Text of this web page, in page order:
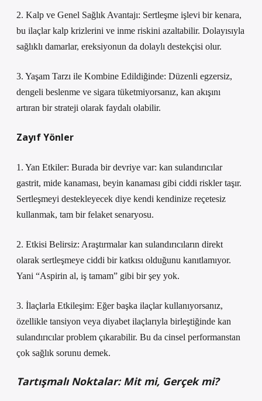
2. Kalp ve Genel Sağlık Avantajı: Sertleşme işlevi bir kenara,
bu ilaçlar kalp krizlerini ve inme riskini azaltabilir. Dolayısıyla
sağlıklı damarlar, ereksiyonun da dolaylı destekçisi olur.
3. Yaşam Tarzı ile Kombine Edildiğinde: Düzenli egzersiz,
dengeli beslenme ve sigara tüketmiyorsanız, kan akışını
artıran bir strateji olarak faydalı olabilir.
Zayıf Yönler
1. Yan Etkiler: Burada bir devriye var: kan sulandırıcılar
gastrit, mide kanaması, beyin kanaması gibi ciddi riskler taşır.
Sertleşmeyi destekleyecek diye kendi kendinize reçetesiz
kullanmak, tam bir felaket senaryosu.
2. Etkisi Belirsiz: Araştırmalar kan sulandırıcıların direkt
olarak sertleşmeye ciddi bir katkısı olduğunu kanıtlamıyor.
Yani “Aspirin al, iş tamam” gibi bir şey yok.
3. İlaçlarla Etkileşim: Eğer başka ilaçlar kullanıyorsanız,
özellikle tansiyon veya diyabet ilaçlarıyla birleştiğinde kan
sulandırıcılar problem çıkarabilir. Bu da cinsel performanstan
çok sağlık sorunu demek.
Tartışmalı Noktalar: Mit mi, Gerçek mi?